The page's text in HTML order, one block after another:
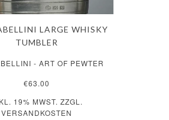
LARGE WHISKY
TUMBLER
- ART OF PEWTER
€63.00
19% MWST. ZZGL.
VERSANDKOSTEN